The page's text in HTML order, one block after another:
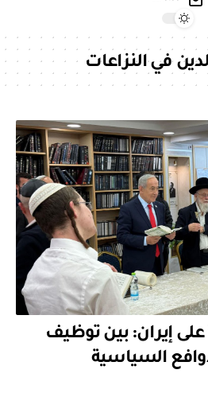
في النزاعات
على إيران: بين توظيف
السياسية